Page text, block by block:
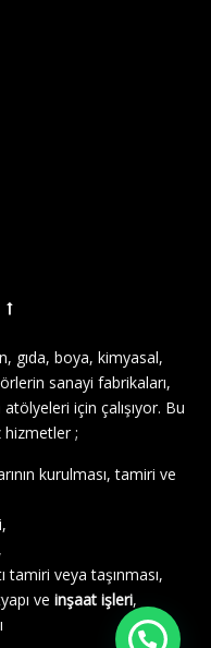
gıda, boya, kimyasal,
sanayi fabrikaları,
için çalışıyor. Bu
hizmetler ;
kurulması, tamiri ve
tamiri veya taşınması,
ve inşaat işleri,